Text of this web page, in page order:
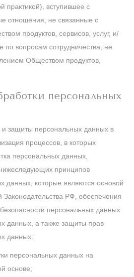
практикой), вступившее с
отношения, не связанные с
продуктов, сервисов, услуг, и/
по вопросам сотрудничества, не
Обществом продуктов,
персональных
и защиты персональных данных в
процессов, в которых
персональных данных,
принципов
данных, которые являются основой
РФ, обеспечения
персональных данных
данных, а также защиты прав
данных:
персональных данных на
основе;